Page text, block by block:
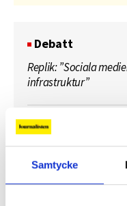
Samtycke
Debatt
Replik: ”Sociala
infrastruktur”
Replik: ”Public
Instagram för att nå
”Public service